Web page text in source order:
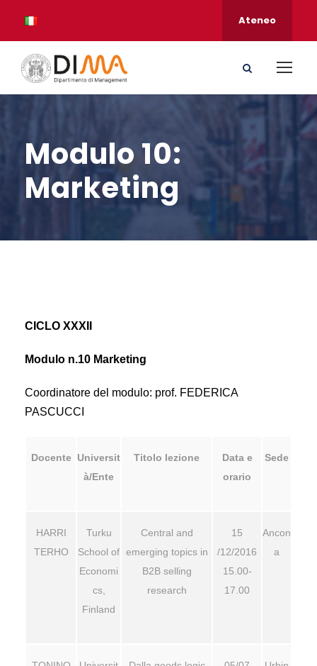
Ateneo
Modulo 10:
Marketing
CICLO XXXII
Modulo n.10 Marketing
Coordinatore del modulo: prof. FEDERICA
PASCUCCI
Docente Universit
à/Ente
Titolo lezione
Data e
orario
Sede
HARRI
TERHO
Turku
School of
Economi
cs,
Finland
Central and
emerging topics in
B2B selling
research
15
/12/2016
15.00-
17.00
Ancon
a